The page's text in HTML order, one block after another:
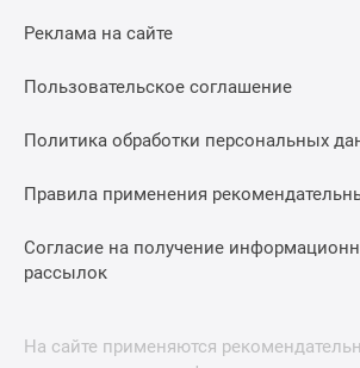
Реклама на сайте
Пользовательское соглашение
Политика обработки персональных
Правила применения
Согласие на получение
рассылок
На сайте применяются